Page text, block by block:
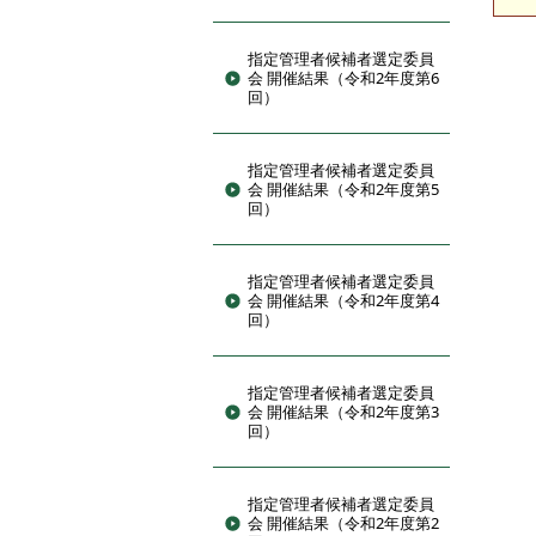
指定管理者候補者選定委員
会 開催結果（令和2年度第6
回）
指定管理者候補者選定委員
会 開催結果（令和2年度第5
回）
指定管理者候補者選定委員
会 開催結果（令和2年度第4
回）
指定管理者候補者選定委員
会 開催結果（令和2年度第3
回）
指定管理者候補者選定委員
会 開催結果（令和2年度第2